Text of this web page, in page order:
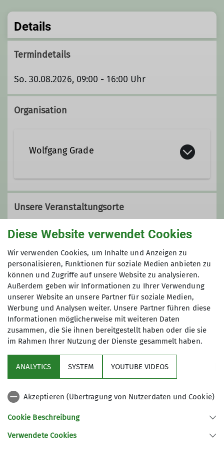
Details
Termindetails
So. 30.08.2026, 09:00 - 16:00 Uhr
Organisation
Wolfgang Grade
Kontakt aufnehmen
Ämter
Wandern
Unsere Veranstaltungsorte
Weimar-Belvedere
Startpunkt Drei Türme Wanderung
Anmeldung
Anfrage senden
Aktuelles
Diese Website verwendet Cookies
Wir verwenden Cookies, um Inhalte und Anzeigen zu
personalisieren, Funktionen für soziale Medien anbieten zu
können und Zugriffe auf unsere Website zu analysieren.
Außerdem geben wir Informationen zu Ihrer Verwendung
unserer Website an unsere Partner für soziale Medien,
Werbung und Analysen weiter. Unsere Partner führen diese
Informationen möglicherweise mit weiteren Daten
zusammen, die Sie ihnen bereitgestellt haben oder die sie
im Rahmen Ihrer Nutzung der Dienste gesammelt haben.
ANALYTICS SYSTEM YOUTUBE VIDEOS
Akzeptieren (Übertragung von Nutzerdaten und Cookie)
Cookie Beschreibung
Verwendete Cookies